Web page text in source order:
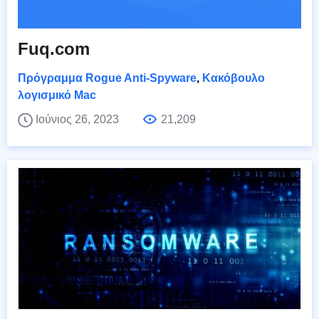
Fuq.com
Πρόγραμμα Rogue Anti-Spyware, Κακόβουλο
λογισμικό Mac
Ιούνιος 26, 2023
21,209